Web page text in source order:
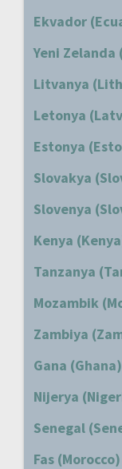
Ekvador
Yeni Zelanda
Litvanya
Letonya
Estonya
Slovakya
Slovenya
Kenya
Tanzanya
Mozambik
Zambiya
Gana (Ghana)
Nijerya
Senegal
Fas (Morocco)